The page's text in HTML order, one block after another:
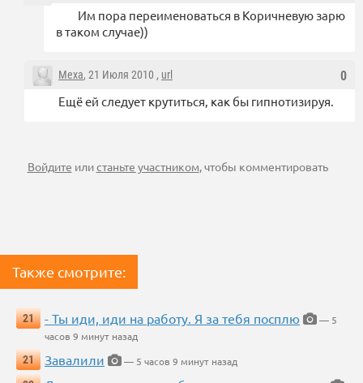
Им пора переименоваться в Коричневую зарю
в таком случае))
0
Mexa, 21 Июля 2010 , url
Ещё ей следует крутиться, как бы гипнотизируя.
Войдите илистаньте участником, чтобы комментировать
Также смотрите:
21 - Ты иди, иди на работу. Я за тебя посплю
— 5
часов 9 минут назад
21
Завалили
— 5 часов 9 минут назад